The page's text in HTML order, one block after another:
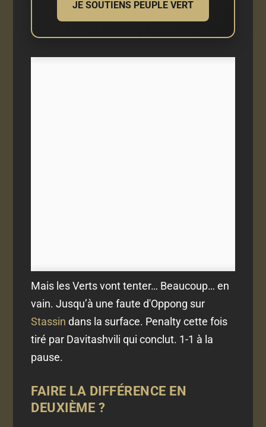
JE SOUTIENS PEUPLE VERT
Mais les Verts vont tenter… Beaucoup… en
vain. Jusqu’à une faute d'Oppong sur
Stassin dans la surface. Penalty cette fois
tiré par Davitashvili qui conclut. 1-1 à la
pause.
FAIRE LA DIFFÉRENCE EN
DEUXIÈME ?